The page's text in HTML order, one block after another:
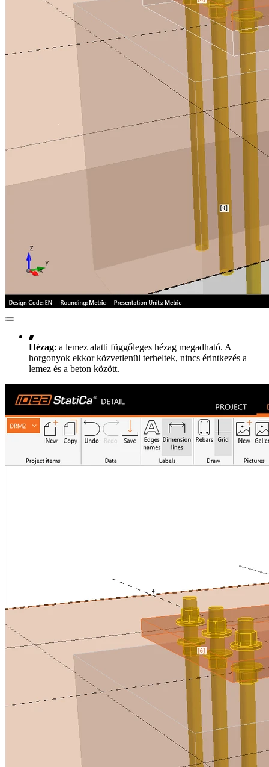
Hézag: a lemez alatti függőleges hézag megadható. A
horgonyok ekkor közvetlenül terheltek, nincs érintkezés a
lemez és a beton között.